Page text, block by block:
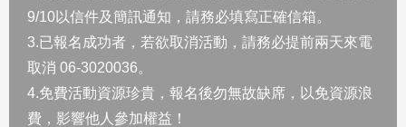
9/10以信件及簡訊通知，請務必填寫正確信箱。
3.已報名成功者，若欲取消活動，請務必提前兩天來電
取消 06-3020036。
4.免費活動資源珍貴，報名後勿無故缺席，以免資源浪
費，影響他人參加權益！